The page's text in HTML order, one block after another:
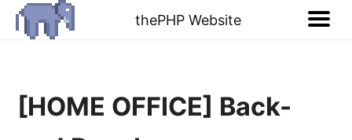
thePHP Website
[HOME OFFICE] Back-